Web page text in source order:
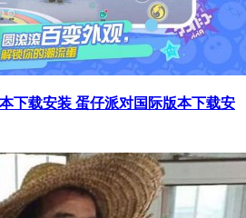
下载安装 蛋仔派对国际版本下载安